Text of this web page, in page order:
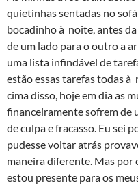
quietinhas sentadas no
bocadinho à noite, antes
de um lado para o outro a
uma lista infindável de
estão essas tarefas todas à
cima disso, hoje em dia as
financeiramente sofrem de
de culpa e fracasso. Eu sei
pudesse voltar atrás
maneira diferente. Mas por
estou presente para os